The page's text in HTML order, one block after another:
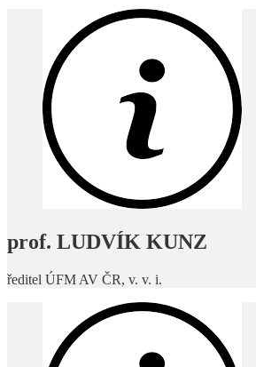
prof. LUDVÍK KUNZ
ředitel ÚFM AV ČR, v. v. i.